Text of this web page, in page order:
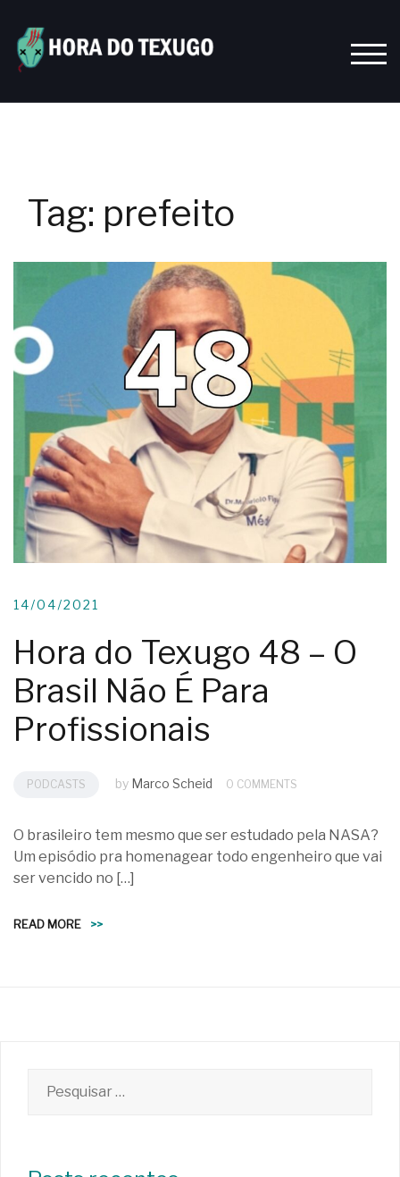
content
Tag: prefeito
14/04/2021
Hora do Texugo 48 – O
Brasil Não É Para
Profissionais
PODCASTS by Marco Scheid 0 COMMENTS
O brasileiro tem mesmo que ser estudado pela NASA?
Um episódio pra homenagear todo engenheiro que vai
ser vencido no […]
READ MORE >>
por: